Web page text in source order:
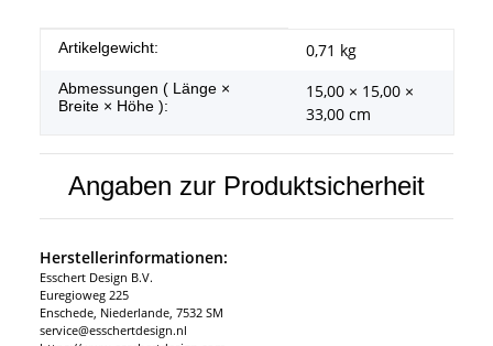
Produkteigenschaft
Wert
Artikelgewicht: 0,71 kg
Abmessungen ( Länge ×
Breite × Höhe ):
15,00 × 15,00 ×
33,00 cm
Angaben zur Produktsicherheit
Herstellerinformationen:
Esschert Design B.V.
Euregioweg 225
Enschede, Niederlande, 7532 SM
service@esschertdesign.nl